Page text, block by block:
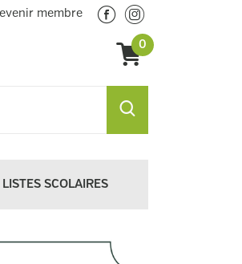
membre
0
LISTES SCOLAIRES